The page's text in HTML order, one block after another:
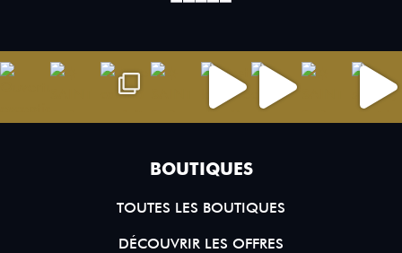
BOUTIQUES
TOUTES LES BOUTIQUES
DÉCOUVRIR LES OFFRES